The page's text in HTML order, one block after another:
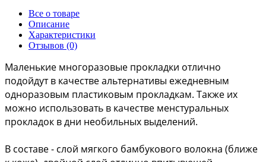
Все о товаре
Описание
Характеристики
Отзывов (0)
Маленькие многоразовые прокладки отлично
подойдут в качестве альтернативы ежедневным
одноразовым пластиковым прокладкам. Также их
можно использовать в качестве менстуральных
прокладок в дни необильных выделений.
В составе - слой мягкого бамбукового волокна (ближе